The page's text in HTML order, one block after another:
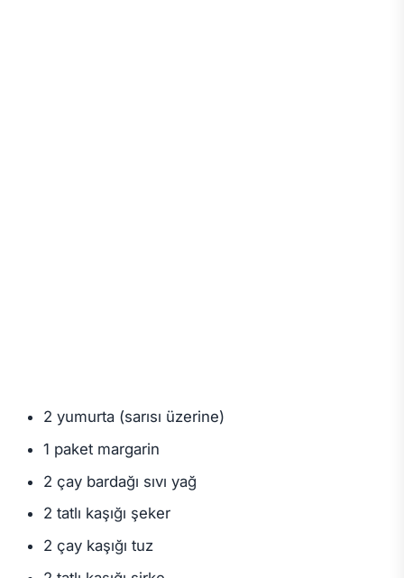
2 yumurta (sarısı üzerine)
1 paket margarin
2 çay bardağı sıvı yağ
2 tatlı kaşığı şeker
2 çay kaşığı tuz